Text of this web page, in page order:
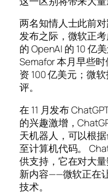
两名知情人士此前
发布之际，微软正
的 OpenAI 的 10 亿
Semafor 本月早些
资 100 亿美元；微
评。
在 11 月发布
的兴趣激增，
天机器人，可以根
至计算机代码。
供支持，它在对大
新内容——微软正在
技术。